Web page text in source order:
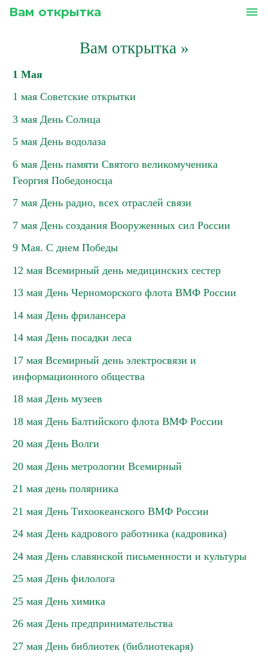
Вам открытка menu
Вам открытка»
1 Мая
1 мая Советские открытки
3 мая День Солнца
5 мая День водолаза
6 мая День памяти Святого великомученика
Георгия Победоносца
7 мая День радио, всех отраслей связи
7 мая День создания Вооруженных сил России
9 Мая. С днем Победы
12 мая Всемирный день медицинских сестер
13 мая День Черноморского флота ВМФ России
14 мая День фрилансера
14 мая День посадки леса
17 мая Всемирный день электросвязи и
информационного общества
18 мая День музеев
18 мая День Балтийского флота ВМФ России
20 мая День Волги
20 мая День метрологии Всемирный
21 мая день полярника
21 мая День Тихоокеанского ВМФ России
24 мая День кадрового работника (кадровика)
24 мая День славянской письменности и культуры
25 мая День филолога
25 мая День химика
26 мая День предпринимательства
27 мая День библиотек (библиотекаря)